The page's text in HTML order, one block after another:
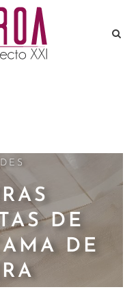
DE
DE